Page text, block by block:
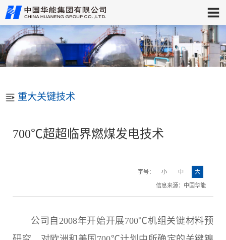
重大关键技术
700℃超超临界燃煤发电技术
字号： 小 中 大
信息来源：中国华能
公司自2008年开始开展700℃机组关键材料预